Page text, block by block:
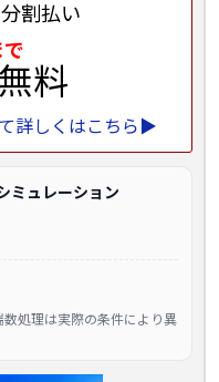
割払い
で
無料
詳しくはこちら▶
ミュレーション
処理は実際の条件により異